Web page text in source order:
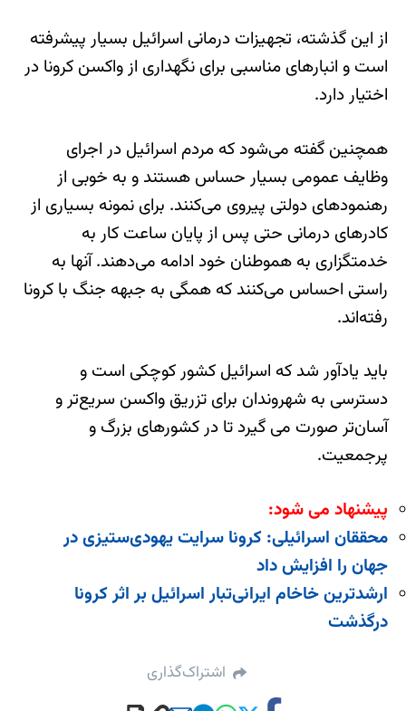
از این گذشته، تجهیزات درمانی اسرائيل بسیار پیشرفته
است و انبارهای مناسبی برای نگهداری از واکسن کرونا در
اختیار دارد.
همچنین گفته می‌شود که مردم اسرائيل در اجرای
وظایف عمومی بسیار حساس هستند و به خوبی از
رهنمودهای دولتی پیروی می‌کنند. برای نمونه بسیاری از
کادرهای درمانی حتی پس از پایان ساعت کار به
خدمتگزاری به هموطنان خود ادامه می‌دهند. آنها به
راستی احساس می‌کنند که همگی به جبهه جنگ با کرونا
رفته‌اند.
باید یادآور شد که اسرائيل کشور کوچکی است و
دسترسی به شهروندان برای تزریق واکسن سریع‌تر و
آسان‌تر صورت می گیرد تا در کشورهای بزرگ و
پرجمعیت.
پیشنهاد می شود:
محققان اسرائیلی: کرونا سرایت یهودی‌ستیزی در
جهان را افزایش داد
ارشدترین خاخام ایرانی‌تبار اسرائیل بر اثر کرونا
درگذشت
اشتراک‌گذاری